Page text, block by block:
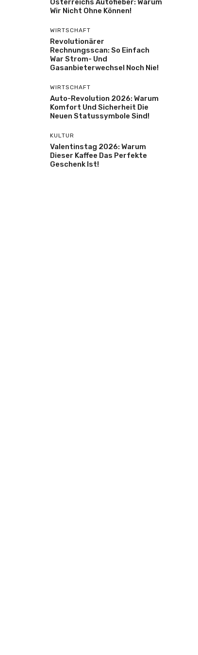
Österreichs Autofieber: Warum
Wir Nicht Ohne Können!
WIRTSCHAFT
Revolutionärer
Rechnungsscan: So Einfach
War Strom- Und
Gasanbieterwechsel Noch Nie!
WIRTSCHAFT
Auto-Revolution 2026: Warum
Komfort Und Sicherheit Die
Neuen Statussymbole Sind!
KULTUR
Valentinstag 2026: Warum
Dieser Kaffee Das Perfekte
Geschenk Ist!